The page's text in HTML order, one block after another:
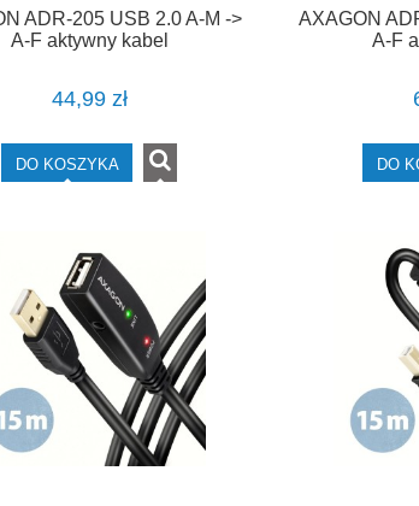
ADR-205 USB 2.0 A-M ->
A-F aktywny kabel
44,99 zł
DO KOSZYKA
AXAGON
A-F
DO